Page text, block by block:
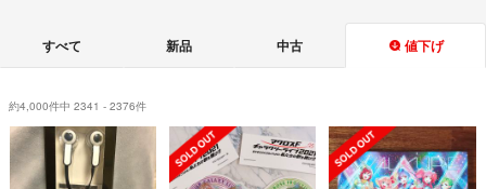
すべて 新品 中古 値下げ
約4,000件中 2341 - 2376件